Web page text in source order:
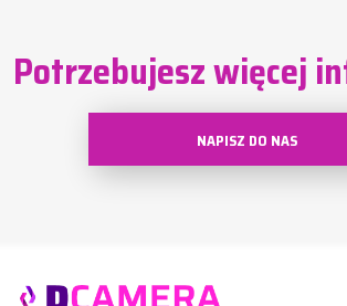
Potrzebujesz więcej
NAPISZ DO NAS